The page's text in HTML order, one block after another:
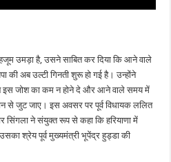
हजूम उमड़ा है, उसने साबित कर दिया कि आने वाले
की अब उल्टी गिनती शुरू हो गई है। उन्होंने
इस जोश का कम न होने दे और आने वाले समय में
से जुट जाए। इस अवसर पर पूर्व विधायक ललित
सिंगला ने संयुक्त रूप से कहा कि हरियाणा में
श्रेय पूर्व मुख्यमंत्री भूपेंद्र हुड्डा की